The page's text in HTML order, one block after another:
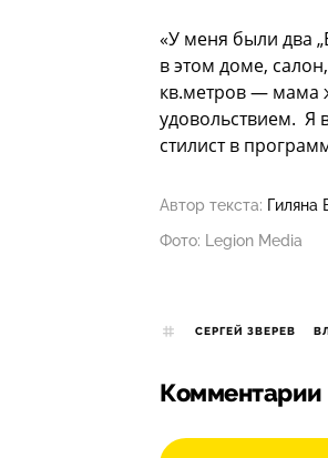
«У меня были два
в этом доме,
кв.метров — мама
удовольствием. Я
стилист в
Автор текста: Гиляна
Фото: Legion Media
СЕРГЕЙ ЗВЕРЕВ
Комментарии